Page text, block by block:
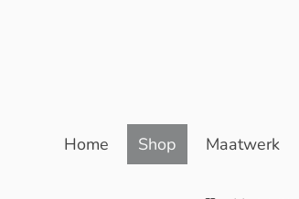
Home Shop Maatwerk